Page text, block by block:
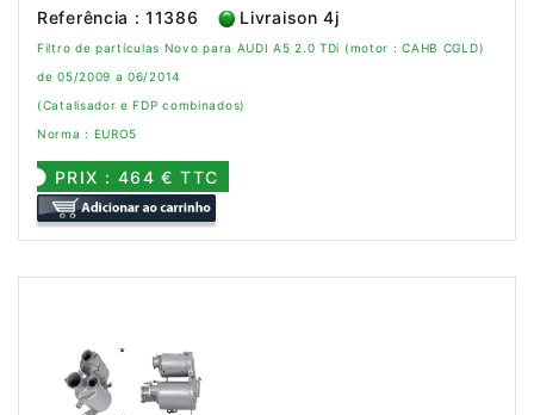
Referência : 11386 Livraison 4j
Filtro de partículas Novo para AUDI A5 2.0 TDi (motor : CAHB CGLD)
de 05/2009 a 06/2014
(Catalisador e FDP combinados)
Norma : EURO5
PRIX : 464 € TTC